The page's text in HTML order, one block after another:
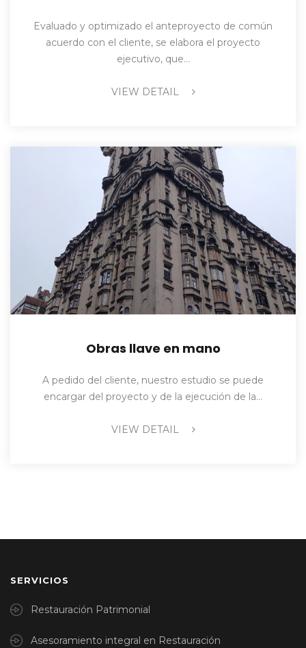
Evaluado y optimizado el anteproyecto de común
acuerdo con el cliente, se elabora el proyecto
ejecutivo, que…
VIEW DETAIL
Obras llave en mano
A pedido del cliente, nuestro estudio se puede
encargar del proyecto y de la ejecución de la…
VIEW DETAIL
SERVICIOS
Restauración Patrimonial
Asesoramiento integral en Restauración